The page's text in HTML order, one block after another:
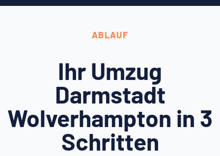
ABLAUF
Ihr Umzug
Darmstadt
Wolverhampton in 3
Schritten